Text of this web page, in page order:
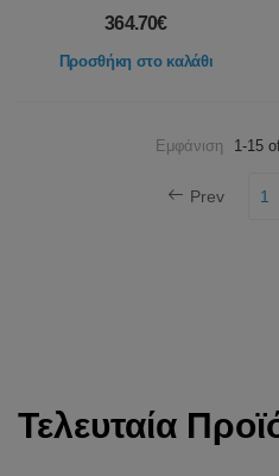
364.70€
Προσθήκη στο καλάθι
Εμφάνιση 1-15
Prev 1
Τελευταία